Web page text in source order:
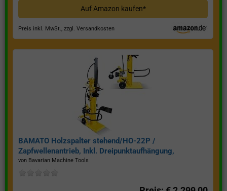
Auf Amazon kaufen*
Preis inkl. MwSt., zzgl. Versandkosten
BAMATO Holzspalter stehend/HO-22P /
Zapfwellenantrieb, Inkl. Dreipunktaufhängung,
Spaltkraft 22 Tonnen*
von Bavarian Machine Tools